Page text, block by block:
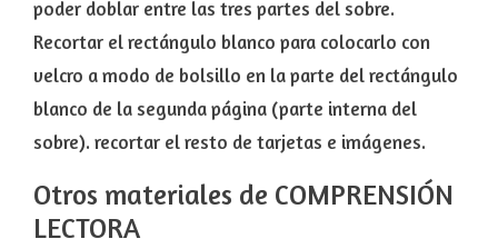
poder doblar entre las tres partes del sobre.
Recortar el rectángulo blanco para colocarlo con
velcro a modo de bolsillo en la parte del rectángulo
blanco de la segunda página (parte interna del
sobre). recortar el resto de tarjetas e imágenes.
Otros materiales de COMPRENSIÓN
LECTORA